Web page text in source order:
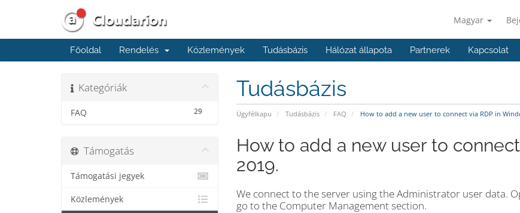
Magyar
Főoldal Rendelés Közlemények Tudásbázis Hálózat állapota Partnerek Kapcsolat
Tudásbázis
Ügyfélkapu Tudásbázis FAQ How to add a new user to connect via RDP in
Kategóriák
29
FAQ
How to add a new user to
2019.
We connect to the server using the Administrator user data.
go to the Computer Management section.
Támogatás
Támogatási jegyek
Közlemények